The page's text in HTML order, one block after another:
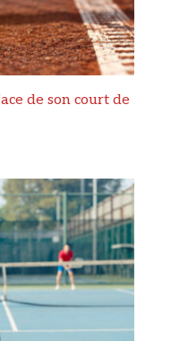
de son court de